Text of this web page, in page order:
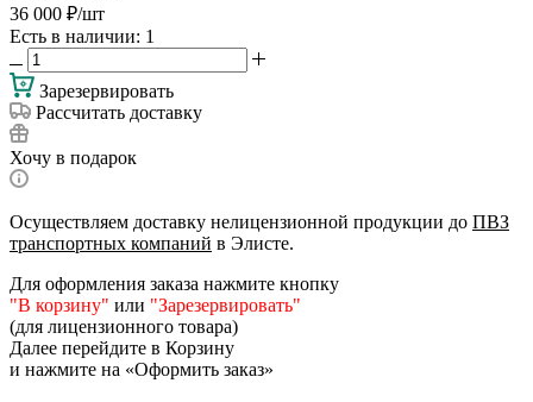
36 000 ₽/шт
Есть в наличии: 1
Зарезервировать
Рассчитать доставку
Хочу в подарок
Осуществляем доставку нелицензионной продукции до ПВЗ
транспортных компаний в Элисте.
Для оформления заказа нажмите кнопку
"В корзину" или "Зарезервировать"
(для лицензионного товара)
Далее перейдите в Корзину
и нажмите на «Оформить заказ»